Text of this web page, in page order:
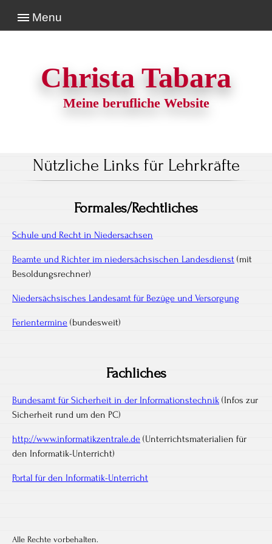
Menu
Christa Tabara
Meine berufliche Website
Nützliche Links für Lehrkräfte
Formales/Rechtliches
Schule und Recht in Niedersachsen
Beamte und Richter im niedersächsischen Landesdienst (mit
Besoldungsrechner)
Niedersächsisches Landesamt für Bezüge und Versorgung
Ferientermine (bundesweit)
Fachliches
Bundesamt für Sicherheit in der Informationstechnik (Infos zur
Sicherheit rund um den PC)
http://www.informatikzentrale.de (Unterrichtsmaterialien für
den Informatik-Unterricht)
Portal für den Informatik-Unterricht
Alle Rechte vorbehalten.